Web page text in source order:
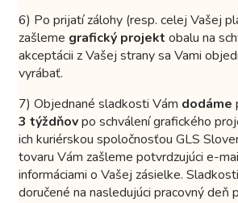
6) Po prijatí zálohy (resp. celej Vašej
zašleme grafický projekt obalu na
akceptácii z Vašej strany sa Vami
vyrábať.
7) Objednané sladkosti Vám dodáme
3 týždňovpo schválení grafického
ich kuriérskou spoločnosťou GLS
tovaru Vám zašleme potvrdzujúci e-
informáciami o Vašej zásielke.
doručené na nasledujúci pracovný deň